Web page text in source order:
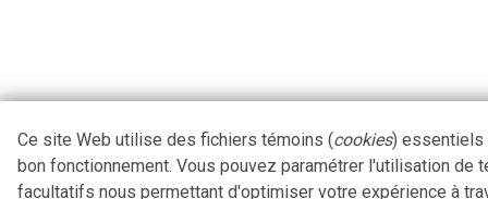
Ce site Web utilise des fichiers témoins (cookies) essentiels
bon fonctionnement. Vous pouvez paramétrer l'utilisation de
facultatifs nous permettant d'optimiser votre expérience à